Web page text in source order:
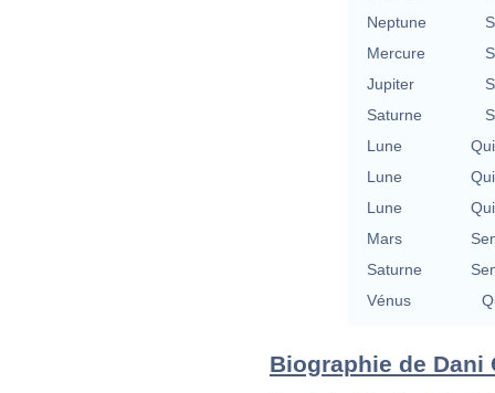
Neptune
Mercure
Jupiter
Saturne
Lune
Lune
Lune
Mars
Saturne
Vénus
Biographie de Dani